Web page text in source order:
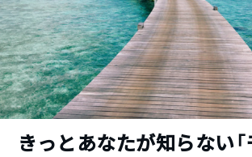
きっとあなたが知らない「